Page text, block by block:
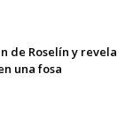
de Roselín y revela
una fosa